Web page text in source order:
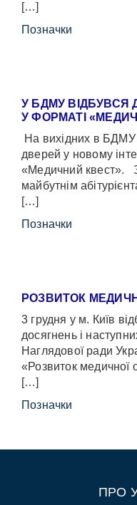
[…]
Позначки
У БДМУ ВІДБУВСЯ
У ФОРМАТІ
На вихідних в БДМУ
дверей у новому
«Медичний квест».
майбутнім
[…]
Позначки
РОЗВИТОК
3 грудня у м. Київ
досягнень і
Наглядової ради
«Розвиток медичної
[…]
Позначки
ПРО